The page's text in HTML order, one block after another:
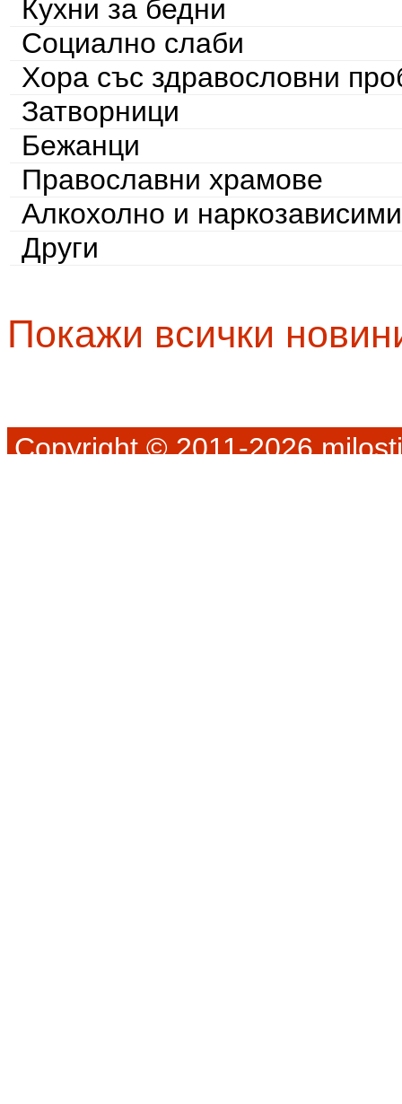
Кухни за бедни
Социално слаби
Хора със здравословни
Затворници
Бежанци
Православни храмове
Алкохолно и наркозависими
Други
Покажи всички
Copyright © 2011-2026